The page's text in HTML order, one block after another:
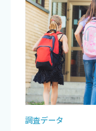
調査データ